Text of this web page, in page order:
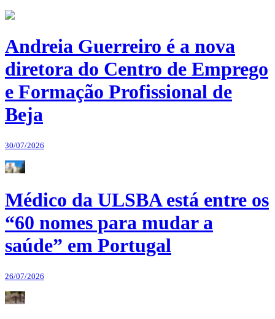
Andreia Guerreiro é a nova
diretora do Centro de Emprego
e Formação Profissional de
Beja
30/07/2026
Médico da ULSBA está entre os
“60 nomes para mudar a
saúde” em Portugal
26/07/2026